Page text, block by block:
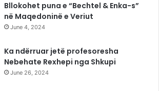
Bllokohet puna e “Bechtel & Enka-s”
në Maqedoninë e Veriut
June 4, 2024
Ka ndërruar jetë profesoresha
Nebehate Rexhepi nga Shkupi
June 26, 2024